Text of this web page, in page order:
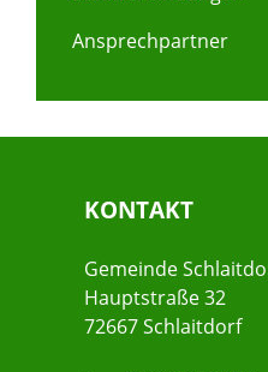
Ansprechpartner
KONTAKT
Gemeinde
Hauptstraße 32
72667 Schlaitdorf